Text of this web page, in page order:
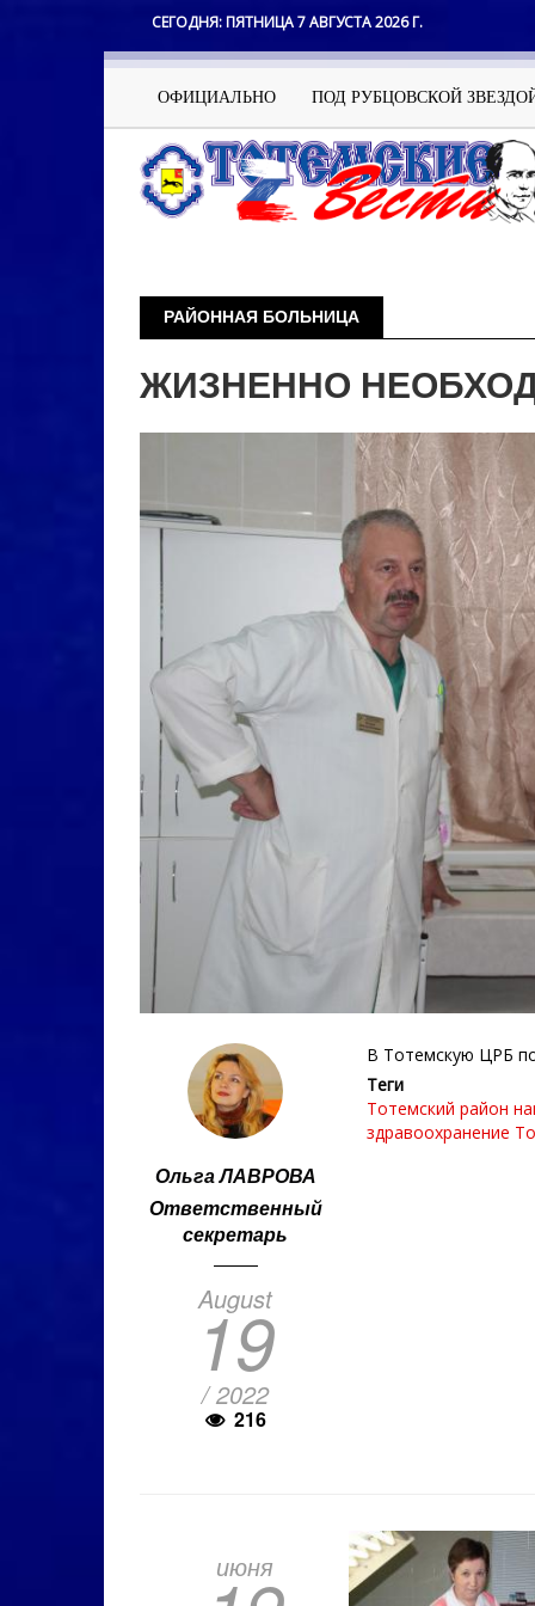
СЕГОДНЯ:ПЯТНИЦА 7 АВГУСТА 2026 Г.
Основная
навигация
ОФИЦИАЛЬНО ПОД РУБЦОВСКОЙ
РАЙОННАЯ БОЛЬНИЦА
ЖИЗНЕННО
Ольга ЛАВРОВА
Ответственный
секретарь
August
19
/ 2022
216
В Тотемскую ЦРБ
Теги
Тотемский район
здравоохранение
июня